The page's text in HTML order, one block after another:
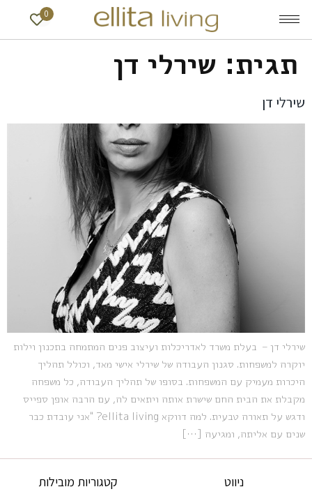
0
תגית: שירלי דן
שירלי דן
שירלי דן – בעלת משרד לאדריכלות ועיצוב פנים המתמחה בתכנון וילות
יוקרה למשפחות. סגנון העבודה של שירלי אישי מאד, וכולל תהליך
היכרות מעמיק עם המשפחות. בסופו של תהליך העבודה, כל משפחה
מקבלת את הבית החם שישרת אותה ויתאים לה, עם הרבה אופן ספייס
ודגש על תאורה טבעית. למה דווקא ellita living? "אני עובדת כבר
שנים עם אליתה, ומגיעה […]
ניווט קטגוריות מובילות